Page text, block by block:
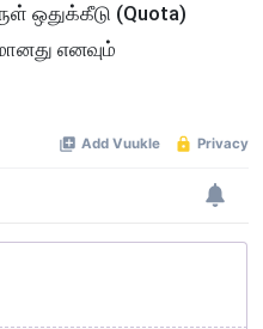
ஒதுக்கீடு (Quota)
எனவும்